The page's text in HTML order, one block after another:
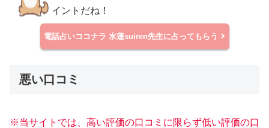
イントだね！
電話占いココナラ 水蓮suiren先生に占ってもらう
悪い口コミ
※当サイトでは、高い評価の口コミに限らず低い評価の口